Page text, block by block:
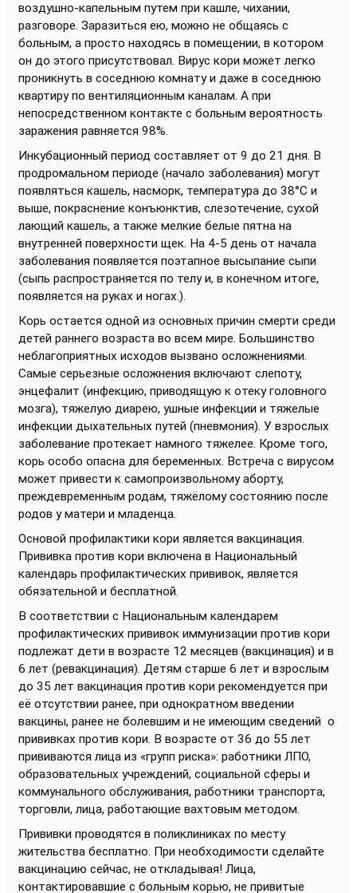
воздушно-капельным путем при кашле, чихании,
разговоре. Заразиться ею, можно не общаясь с
больным, а просто находясь в помещении, в котором
он до этого присутствовал. Вирус кори может легко
проникнуть в соседнюю комнату и даже в соседнюю
квартиру по вентиляционным каналам. А при
непосредственном контакте с больным вероятность
заражения равняется 98%.
Инкубационный период составляет от 9 до 21 дня. В
продромальном периоде (начало заболевания) могут
появляться кашель, насморк, температура до 38°C и
выше, покраснение конъюнктив, слезотечение, сухой
лающий кашель, а также мелкие белые пятна на
внутренней поверхности щек. На 4-5 день от начала
заболевания появляется поэтапное высыпание сыпи
(сыпь распространяется по телу и, в конечном итоге,
появляется на руках и ногах.).
Корь остается одной из основных причин смерти среди
детей раннего возраста во всем мире. Большинство
неблагоприятных исходов вызвано осложнениями.
Самые серьезные осложнения включают слепоту,
энцефалит (инфекцию, приводящую к отеку головного
мозга), тяжелую диарею, ушные инфекции и тяжелые
инфекции дыхательных путей (пневмония). У взрослых
заболевание протекает намного тяжелее. Кроме того,
корь особо опасна для беременных. Встреча с вирусом
может привести к самопроизвольному аборту,
преждевременным родам, тяжёлому состоянию после
родов у матери и младенца.
Основой профилактики кори является вакцинация.
Прививка против кори включена в Национальный
календарь профилактических прививок, является
обязательной и бесплатной.
В соответствии с Национальным календарем
профилактических прививок иммунизации против кори
подлежат дети в возрасте 12 месяцев (вакцинация) и в
6 лет (ревакцинация). Детям старше 6 лет и взрослым
до 35 лет вакцинация против кори рекомендуется при
её отсутствии ранее, при однократном введении
вакцины, ранее не болевшим и не имеющим сведений о
прививках против кори. В возрасте от 36 до 55 лет
прививаются лица из «групп риска»: работники ЛПО,
образовательных учреждений, социальной сферы и
коммунального обслуживания, работники транспорта,
торговли, лица, работающие вахтовым методом.
Прививки проводятся в поликлиниках по месту
жительства бесплатно. При необходимости сделайте
вакцинацию сейчас, не откладывая! Лица,
контактировавшие с больным корью, не привитые